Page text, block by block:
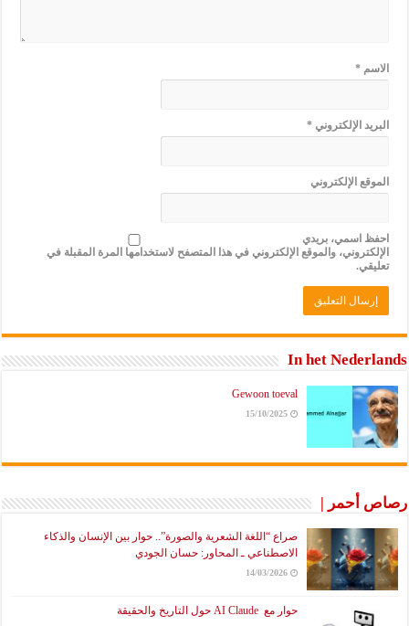
الاسم*
البريد الإلكتروني*
الموقع الإلكتروني
احفظ اسمي، بريدي
الإلكتروني، والموقع الإلكتروني في هذا المتصفح لاستخدامها المرة المقبلة في
تعليقي.
In het Nederlands
Gewoon toeval
15/10/2025
رصاص أحمر |
صراع “اللغة الشعرية والصورة”.. حوار بين الإنسان والذكاء
الاصطناعي ـ المحاور: حسان الجودي
14/03/2026
حوار مع AI Claude حول التاريخ والحقيقة